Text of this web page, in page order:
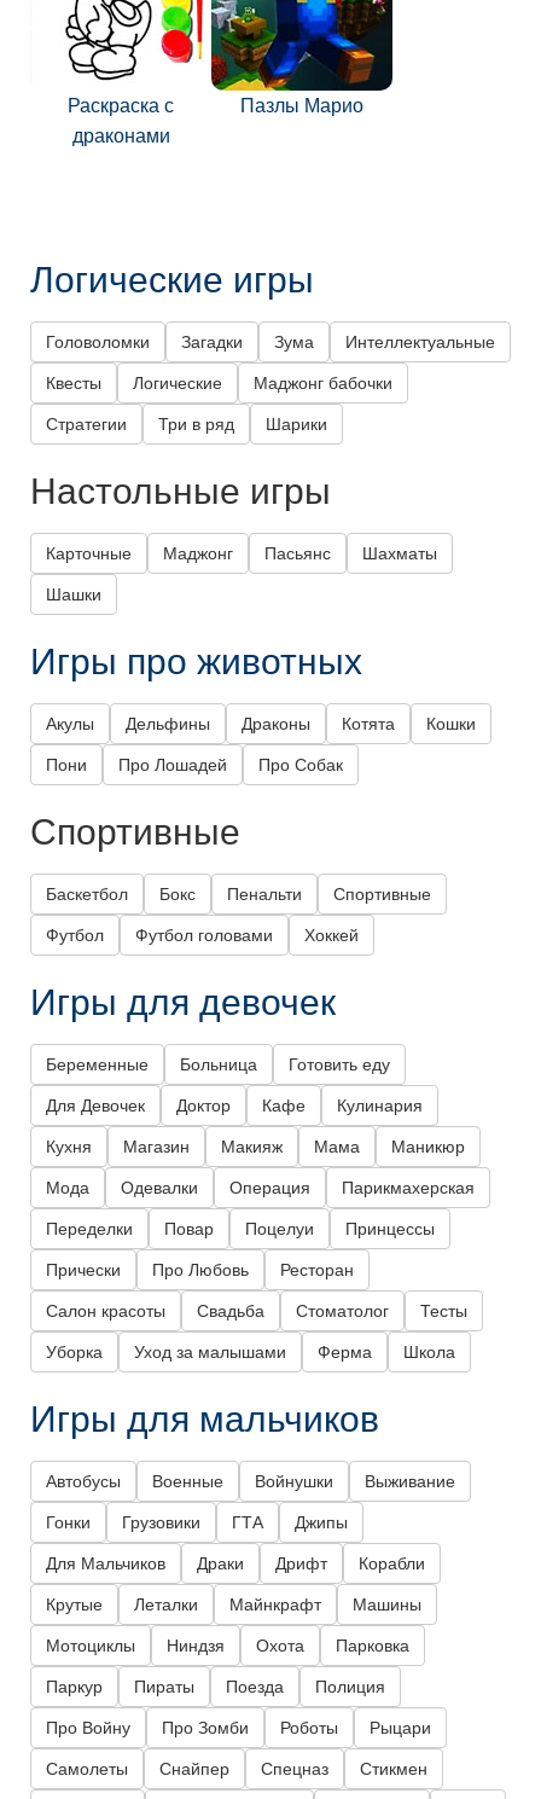
Раскраска с
драконами
Пазлы Марио
Логические игры
Головоломки Загадки Зума Интеллектуальные
Квесты Логические Маджонг бабочки
Стратегии Три в ряд Шарики
Настольные игры
Карточные Маджонг Пасьянс Шахматы
Шашки
Игры про животных
Акулы Дельфины Драконы Котята Кошки
Пони Про Лошадей Про Собак
Спортивные
Баскетбол Бокс Пенальти Спортивные
Футбол Футбол головами Хоккей
Игры для девочек
Беременные Больница Готовить еду
Для Девочек Доктор Кафе Кулинария
Кухня Магазин Макияж Мама Маникюр
Мода Одевалки Операция Парикмахерская
Переделки Повар Поцелуи Принцессы
Прически Про Любовь Ресторан
Салон красоты Свадьба Стоматолог Тесты
Уборка Уход за малышами Ферма Школа
Игры для мальчиков
Автобусы Военные Войнушки Выживание
Гонки Грузовики ГТА Джипы
Для Мальчиков Драки Дрифт Корабли
Крутые Леталки Майнкрафт Машины
Мотоциклы Ниндзя Охота Парковка
Паркур Пираты Поезда Полиция
Про Войну Про Зомби Роботы Рыцари
Самолеты Снайпер Спецназ Стикмен